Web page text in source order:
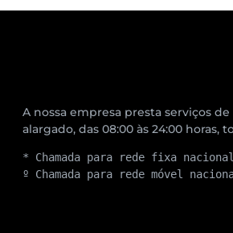
A nossa empresa presta serviços
alargado, das 08:00 às 24:00 horas,
* Chamada para rede fixa nacional
º Chamada para rede móvel